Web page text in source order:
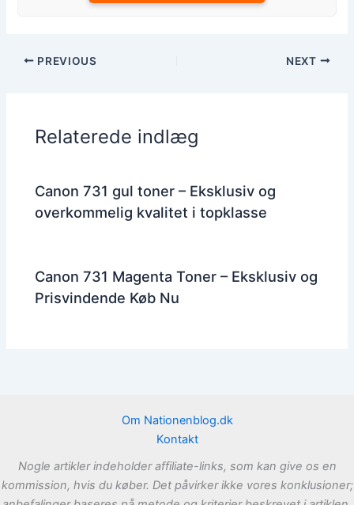
PREVIOUS NEXT
Relaterede indlæg
Canon 731 gul toner – Eksklusiv og
overkommelig kvalitet i topklasse
Canon 731 Magenta Toner – Eksklusiv og
Prisvindende Køb Nu
Om Nationenblog.dk
Kontakt
Nogle artikler indeholder affiliate-links, som kan give os en
kommission, hvis du køber. Det påvirker ikke vores konklusioner;